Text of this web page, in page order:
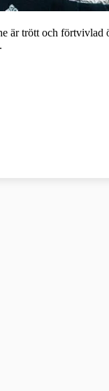
är trött och förtvivlad